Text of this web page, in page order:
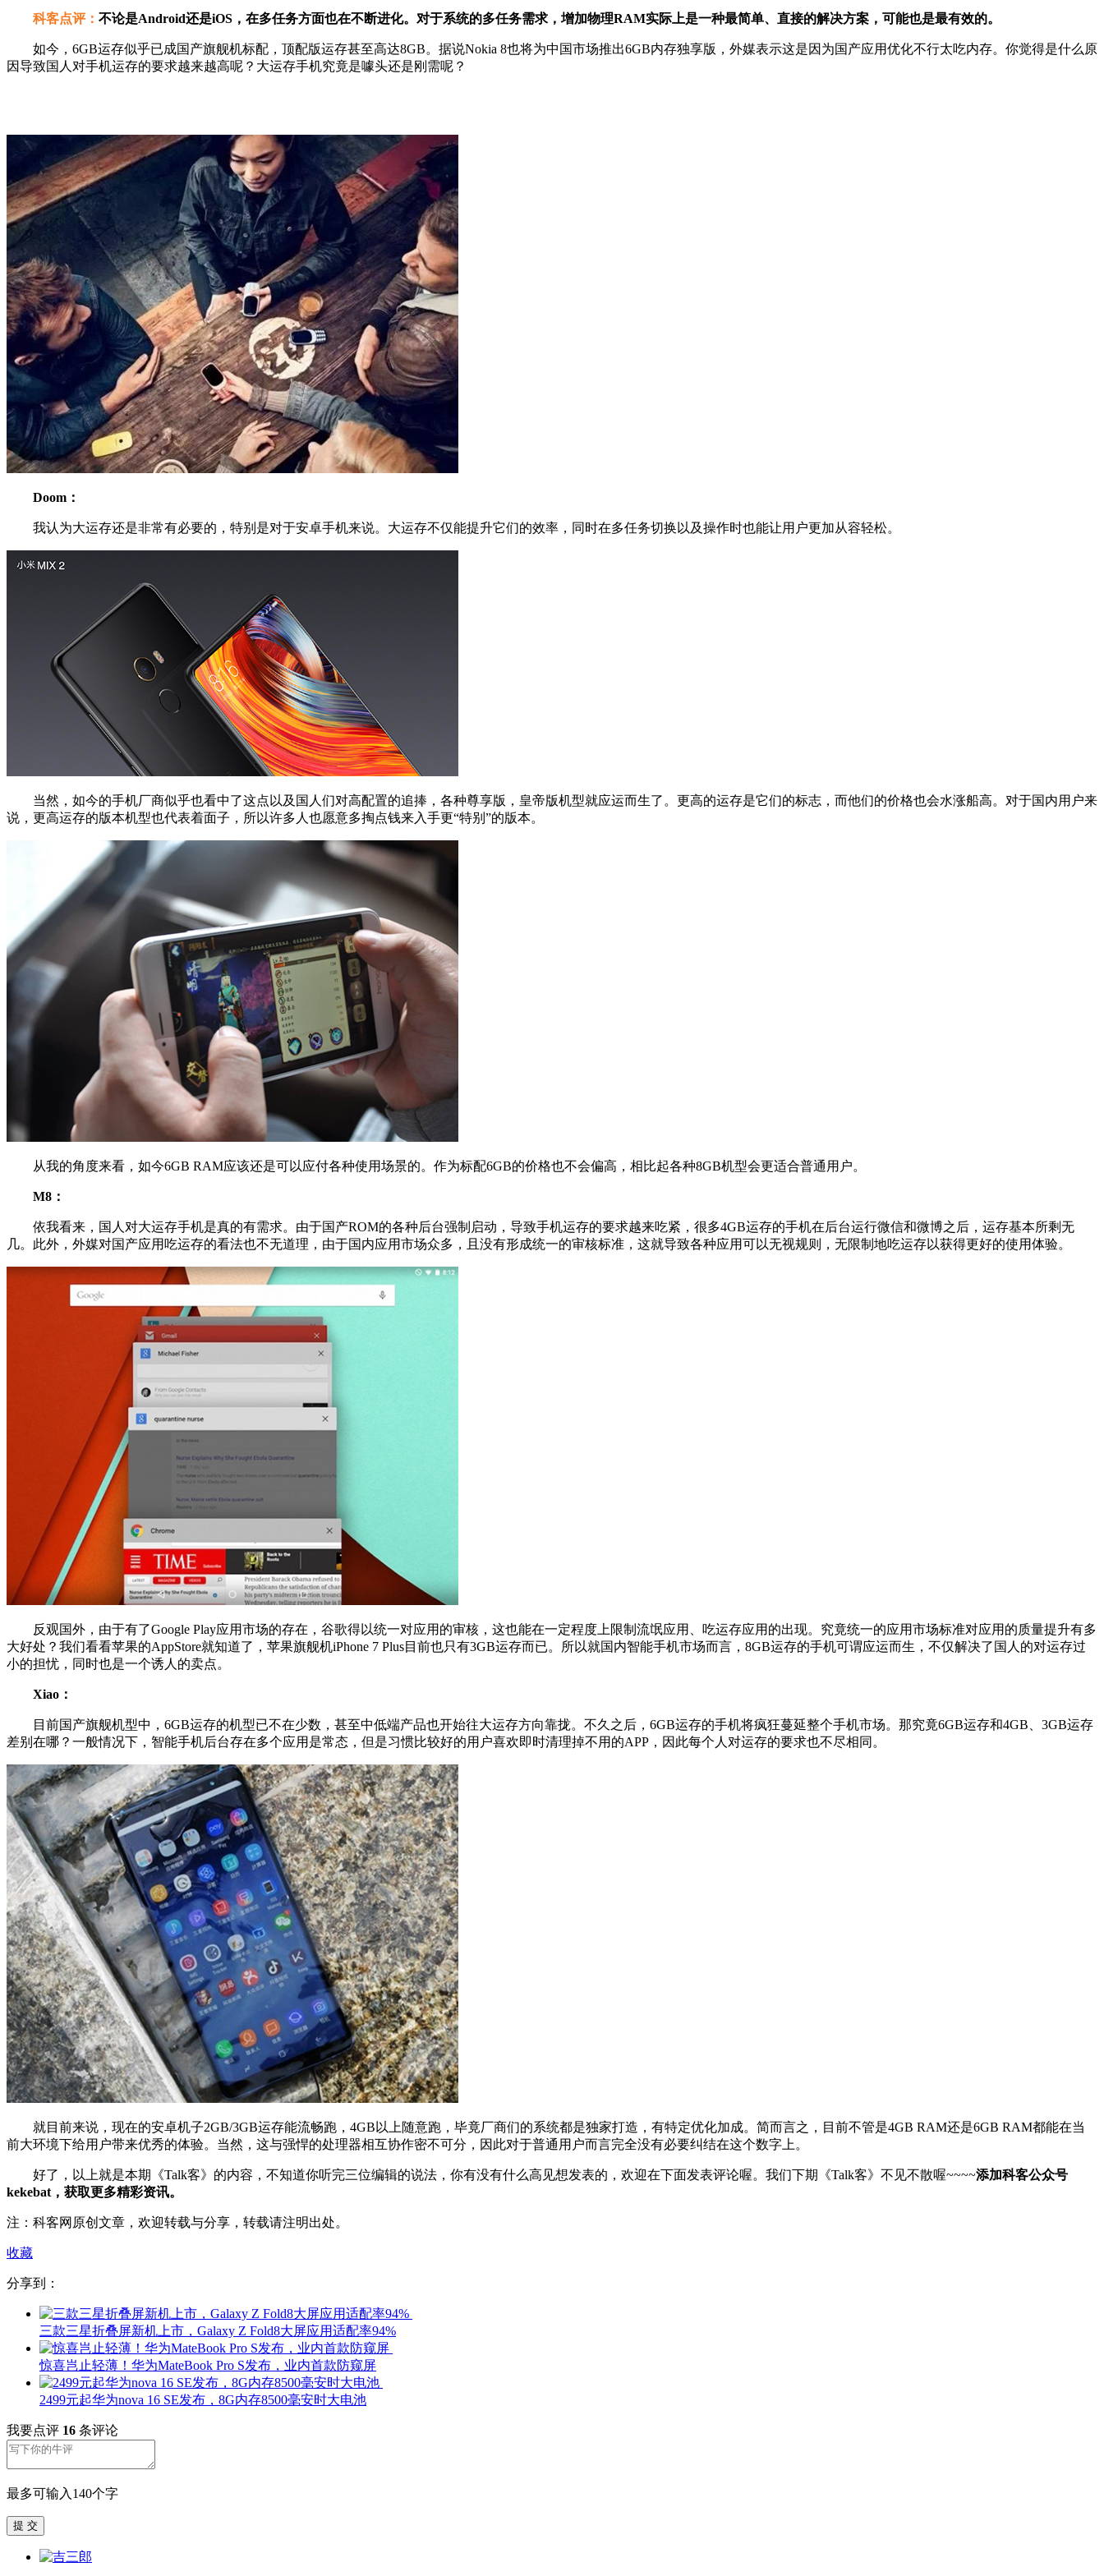
科客点评： 不论是Android还是iOS，在多任务方面也在不断进化。对于系统的多任务需求，增加物理RAM实际上是一种最简单、直接的解决方案，可能也是最有效的。
如今，6GB运存似乎已成国产旗舰机标配，顶配版运存甚至高达8GB。据说Nokia 8也将为中国市场推出6GB内存独享版，外媒表示这是因为国产应用优化不行太吃内存。你觉得是什么原
因导致国人对手机运存的要求越来越高呢？大运存手机究竟是噱头还是刚需呢？
Doom：
我认为大运存还是非常有必要的，特别是对于安卓手机来说。大运存不仅能提升它们的效率，同时在多任务切换以及操作时也能让用户更加从容轻松。
当然，如今的手机厂商似乎也看中了这点以及国人们对高配置的追捧，各种尊享版，皇帝版机型就应运而生了。更高的运存是它们的标志，而他们的价格也会水涨船高。对于国内用户来
说，更高运存的版本机型也代表着面子，所以许多人也愿意多掏点钱来入手更“特别”的版本。
从我的角度来看，如今6GB RAM应该还是可以应付各种使用场景的。作为标配6GB的价格也不会偏高，相比起各种8GB机型会更适合普通用户。
M8：
依我看来，国人对大运存手机是真的有需求。由于国产ROM的各种后台强制启动，导致手机运存的要求越来吃紧，很多4GB运存的手机在后台运行微信和微博之后，运存基本所剩无
几。此外，外媒对国产应用吃运存的看法也不无道理，由于国内应用市场众多，且没有形成统一的审核标准，这就导致各种应用可以无视规则，无限制地吃运存以获得更好的使用体验。
反观国外，由于有了Google Play应用市场的存在，谷歌得以统一对应用的审核，这也能在一定程度上限制流氓应用、吃运存应用的出现。究竟统一的应用市场标准对应用的质量提升有多
大好处？我们看看苹果的AppStore就知道了，苹果旗舰机iPhone 7 Plus目前也只有3GB运存而已。所以就国内智能手机市场而言，8GB运存的手机可谓应运而生，不仅解决了国人的对运存过
小的担忧，同时也是一个诱人的卖点。
Xiao：
目前国产旗舰机型中，6GB运存的机型已不在少数，甚至中低端产品也开始往大运存方向靠拢。不久之后，6GB运存的手机将疯狂蔓延整个手机市场。那究竟6GB运存和4GB、3GB运存
差别在哪？一般情况下，智能手机后台存在多个应用是常态，但是习惯比较好的用户喜欢即时清理掉不用的APP，因此每个人对运存的要求也不尽相同。
就目前来说，现在的安卓机子2GB/3GB运存能流畅跑，4GB以上随意跑，毕竟厂商们的系统都是独家打造，有特定优化加成。简而言之，目前不管是4GB RAM还是6GB RAM都能在当
前大环境下给用户带来优秀的体验。当然，这与强悍的处理器相互协作密不可分，因此对于普通用户而言完全没有必要纠结在这个数字上。
好了，以上就是本期《Talk客》的内容，不知道你听完三位编辑的说法，你有没有什么高见想发表的，欢迎在下面发表评论喔。我们下期《Talk客》不见不散喔~~~~添加科客公众号
kekebat，获取更多精彩资讯。
注：科客网原创文章，欢迎转载与分享，转载请注明出处。
收藏
分享到：
三款三星折叠屏新机上市，Galaxy Z Fold8大屏应用适配率94%
惊喜岂止轻薄！华为MateBook Pro S发布，业内首款防窥屏
2499元起华为nova 16 SE发布，8G内存8500毫安时大电池
我要点评 16 条评论
最多可输入140个字
提 交